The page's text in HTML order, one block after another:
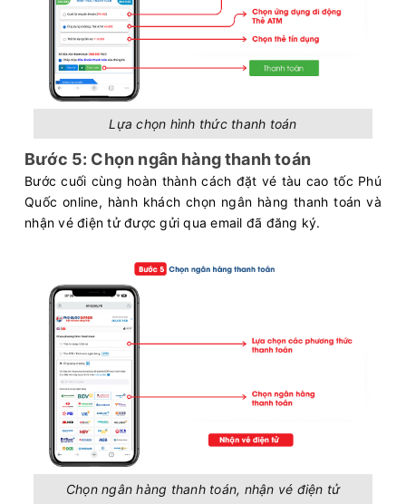
Lựa chọn hình thức thanh toán
Bước 5: Chọn ngân hàng thanh toán
Bước cuối cùng hoàn thành cách đặt vé tàu cao tốc Phú
Quốc online, hành khách chọn ngân hàng thanh toán và
nhận vé điện tử được gửi qua email đã đăng ký.
Chọn ngân hàng thanh toán, nhận vé điện tử